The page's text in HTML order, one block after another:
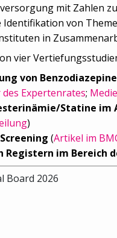
mit Zahlen
Identifikation von
in
vier
von
Expertenrates;
Statine im
)
(Artikel im
Registern im Bereich
Board 2026